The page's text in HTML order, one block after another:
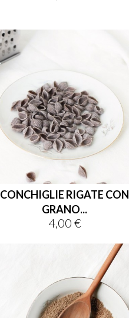
CONCHIGLIE RIGATE CON
GRANO...
Prezzo
4,00 €